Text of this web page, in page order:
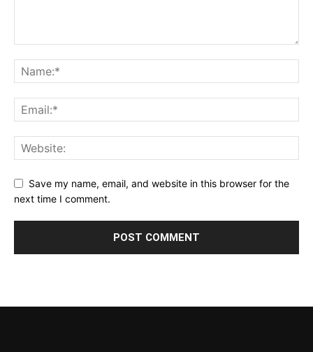
Save my name, email, and website in this browser for the
next time I comment.